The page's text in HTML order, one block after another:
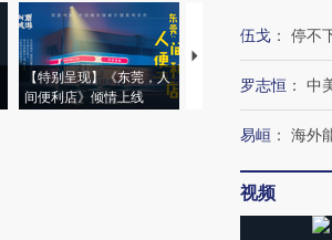
【特别呈现】《东莞，人
间便利店》倾情上线
【推广】走进第四届链
会，让数智科技“链”接
伍戈 ： 停不
罗志恒 ： 中
易峘 ： 海外
视频